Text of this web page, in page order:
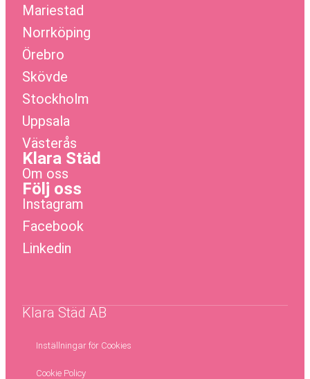
Mariestad
Norrköping
Örebro
Skövde
Stockholm
Uppsala
Västerås
Klara Städ
Om oss
Följ oss
Instagram
Facebook
Linkedin
Klara Städ AB
Inställningar för Cookies
Cookie Policy